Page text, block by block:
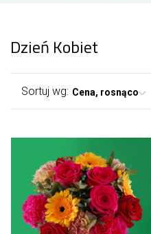
Dzień Kobiet
Sortuj wg: Cena, rosnąco